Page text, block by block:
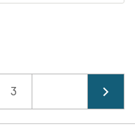
Page
3